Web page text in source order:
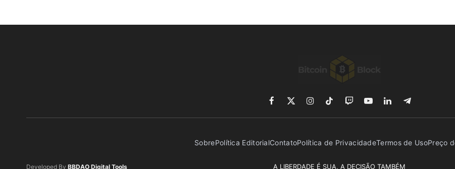
Facebook
X
(Twitter)
InstagramTikTokTwitchYouTubeLinkedInTelegram
SobrePolítica EditorialContatoPolítica de PrivacidadeTermos de UsoPreço
Developed By BBDAO Digital Tools A LIBERDADE É SUA, A DECISÃO TAMBÉM